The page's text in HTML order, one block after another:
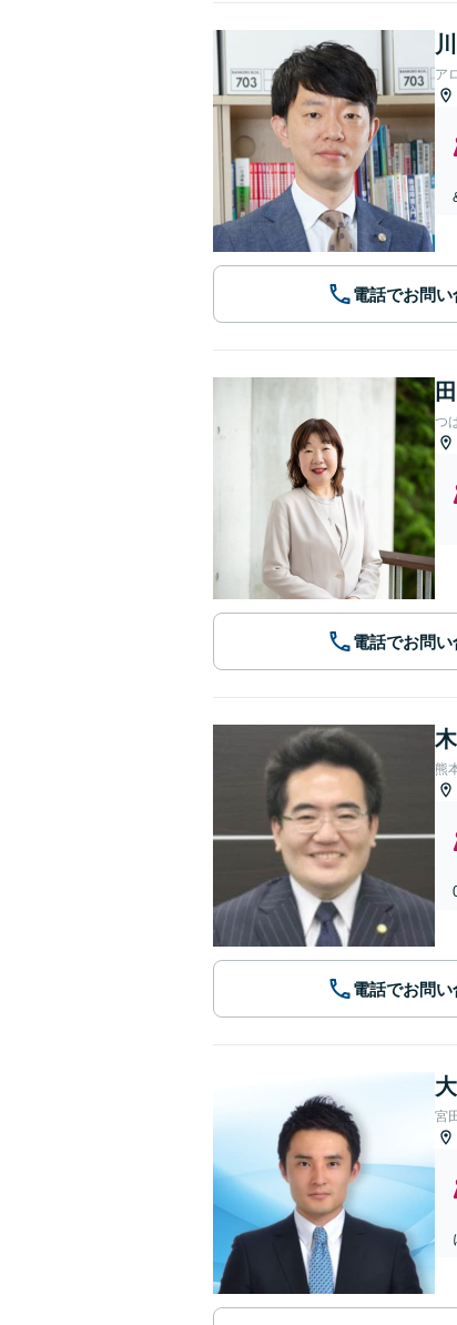
ア
電話でお問い
つ
電話でお問い
熊
電話でお問い
宮